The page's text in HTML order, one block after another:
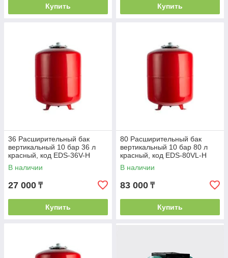
Купить Купить
36 Расширительный бак
вертикальный 10 бар 36 л
красный, код EDS-36V-H
В наличии
27 000 ₸
Купить
80 Расширительный бак
вертикальный 10 бар 80 л
красный, код EDS-80VL-H
В наличии
83 000 ₸
Купить